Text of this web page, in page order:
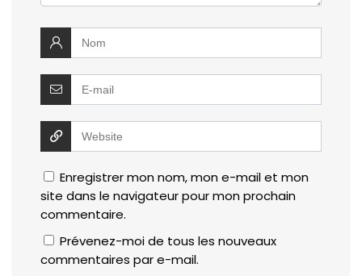
Enregistrer mon nom, mon e-mail et mon
site dans le navigateur pour mon prochain
commentaire.
Prévenez-moi de tous les nouveaux
commentaires par e-mail.